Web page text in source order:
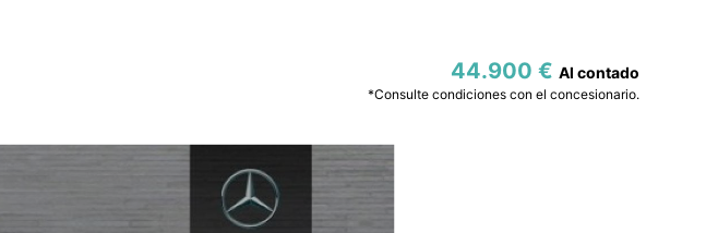
44.900 €
*Consulte condiciones con el concesionario.